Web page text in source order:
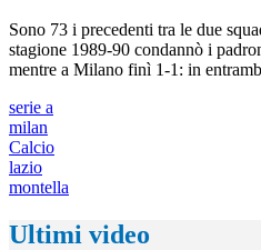
Sono 73 i precedenti tra le due
stagione 1989-90 condannò i
mentre a Milano finì 1-1: in
serie a
milan
Calcio
lazio
montella
Ultimi video